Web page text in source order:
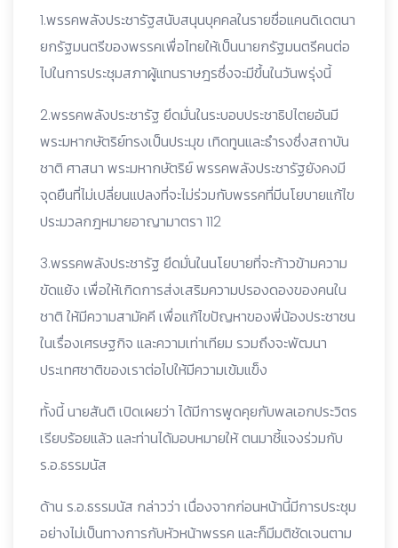
1.พรรคพลังประชารัฐสนับสนุนบุคคลในรายชื่อแคนดิเดตนา
ยกรัฐมนตรีของพรรคเพื่อไทยให้เป็นนายกรัฐมนตรีคนต่อ
ไปในการประชุมสภาผู้แทนราษฎรซึ่งจะมีขึ้นในวันพรุ่งนี้
2.พรรคพลังประชารัฐ ยึดมั่นในระบอบประชาธิปไตยอันมี
พระมหากษัตริย์ทรงเป็นประมุข เทิดทูนและธำรงซึ่งสถาบัน
ชาติ ศาสนา พระมหากษัตริย์ พรรคพลังประชารัฐยังคงมี
จุดยืนที่ไม่เปลี่ยนแปลงที่จะไม่ร่วมกับพรรคที่มีนโยบายแก้ไข
ประมวลกฎหมายอาญามาตรา 112
3.พรรคพลังประชารัฐ ยึดมั่นในนโยบายที่จะก้าวข้ามความ
ขัดแย้ง เพื่อให้เกิดการส่งเสริมความปรองดองของคนใน
ชาติ ให้มีความสามัคคี เพื่อแก้ไขปัญหาของพี่น้องประชาชน
ในเรื่องเศรษฐกิจ และความเท่าเทียม รวมถึงจะพัฒนา
ประเทศชาติของเราต่อไปให้มีความเข้มแข็ง
ทั้งนี้ นายสันติ เปิดเผยว่า ได้มีการพูดคุยกับพลเอกประวิตร
เรียบร้อยแล้ว และท่านได้มอบหมายให้ ตนมาชี้แจงร่วมกับ
ร.อ.ธรรมนัส
ด้าน ร.อ.ธรรมนัส กล่าวว่า เนื่องจากก่อนหน้านี้มีการประชุม
อย่างไม่เป็นทางการกับหัวหน้าพรรค และก็มีมติชัดเจนตาม